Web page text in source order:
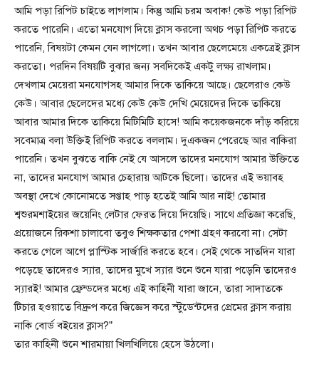
আমি পড়া রিপিট চাইতে লাগলাম। কিন্তু আমি চরম অবাক! কেউ পড়া রিপিট
করতে পারেনি। এতো মনযোগ দিয়ে ক্লাস করলো অথচ পড়া রিপিট করতে
পারেনি, বিষয়টা কেমন যেন লাগলো। তখন আবার ছেলেমেয়ে একত্রেই ক্লাস
করতো। পরদিন বিষয়টি বুঝার জন্য সবদিকেই একটু লক্ষ্য রাখলাম।
দেখলাম মেয়েরা মনযোগসহ আমার দিকে তাকিয়ে আছে। ছেলেরাও কেউ
কেউ। আবার ছেলেদের মধ্যে কেউ কেউ দেখি মেয়েদের দিকে তাকিয়ে
আবার আমার দিকে তাকিয়ে মিটিমিটি হাসে! আমি কয়েকজনকে দাঁড় করিয়ে
সবেমাত্র বলা উক্তিই রিপিট করতে বললাম। দুএকজন পেরেছে আর বাকিরা
পারেনি। তখন বুঝতে বাকি নেই যে আসলে তাদের মনযোগ আমার উক্তিতে
না, তাদের মনযোগ আমার চেহারায় আটকে ছিলো। তাদের এই ভয়াবহ
অবস্থা দেখে কোনোমতে সপ্তাহ পাড় হতেই আমি আর নাই! তোমার
শ্বশুরমশাইয়ের জয়েনিং লেটার ফেরত দিয়ে দিয়েছি। সাথে প্রতিজ্ঞা করেছি,
প্রয়োজনে রিকশা চালাবো তবুও শিক্ষকতার পেশা গ্রহণ করবো না। সেটা
করতে গেলে আগে প্লাস্টিক সার্জারি করতে হবে। সেই থেকে সাতদিন যারা
পড়েছে তাদেরও স্যার, তাদের মুখে স্যার শুনে শুনে যারা পড়েনি তাদেরও
স্যারই! আমার ফ্রেন্ডদের মধ্যে এই কাহিনী যারা জানে, তারা সাদাতকে
টিচার হওয়াতে বিদ্রুপ করে জিজ্ঞেস করে স্টুডেন্টদের প্রেমের ক্লাস করায়
নাকি বোর্ড বইয়ের ক্লাস?”
তার কাহিনী শুনে শারমায়া খিলখিলিয়ে হেসে উঠলো।